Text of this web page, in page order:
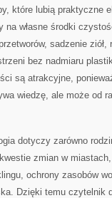
które lubią praktyczne
na własne środki
sadzenie
bez nadmiaru
są atrakcyjne,
wiedzę, ale może od
dotyczy zarówno
zmian w
ochrony zasobów
Dzięki temu czytelnik